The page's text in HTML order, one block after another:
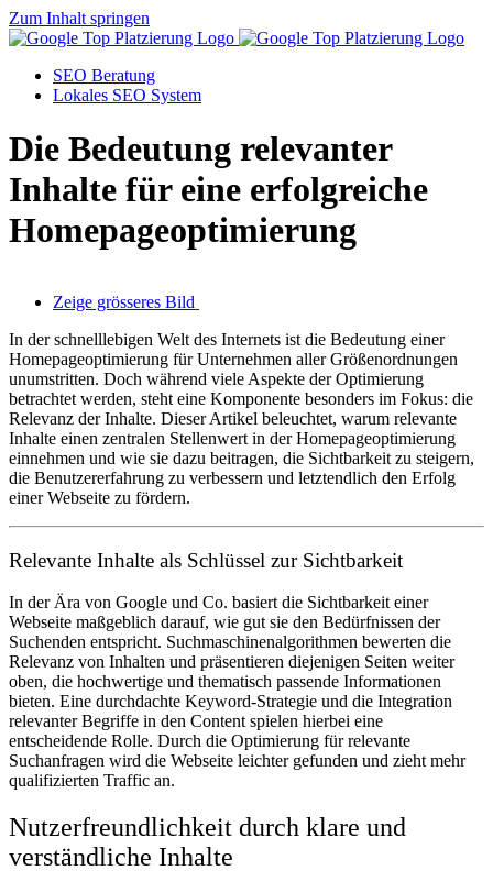
Zum Inhalt springen
SEO Beratung
Lokales SEO System
Die Bedeutung relevanter
Inhalte für eine erfolgreiche
Homepageoptimierung
Zeige grösseres Bild
In der schnelllebigen Welt des Internets ist die Bedeutung einer
Homepageoptimierung für Unternehmen aller Größenordnungen
unumstritten. Doch während viele Aspekte der Optimierung
betrachtet werden, steht eine Komponente besonders im Fokus: die
Relevanz der Inhalte. Dieser Artikel beleuchtet, warum relevante
Inhalte einen zentralen Stellenwert in der Homepageoptimierung
einnehmen und wie sie dazu beitragen, die Sichtbarkeit zu steigern,
die Benutzererfahrung zu verbessern und letztendlich den Erfolg
einer Webseite zu fördern.
Relevante Inhalte als Schlüssel zur Sichtbarkeit
In der Ära von Google und Co. basiert die Sichtbarkeit einer
Webseite maßgeblich darauf, wie gut sie den Bedürfnissen der
Suchenden entspricht. Suchmaschinenalgorithmen bewerten die
Relevanz von Inhalten und präsentieren diejenigen Seiten weiter
oben, die hochwertige und thematisch passende Informationen
bieten. Eine durchdachte Keyword-Strategie und die Integration
relevanter Begriffe in den Content spielen hierbei eine
entscheidende Rolle. Durch die Optimierung für relevante
Suchanfragen wird die Webseite leichter gefunden und zieht mehr
qualifizierten Traffic an.
Nutzerfreundlichkeit durch klare und
verständliche Inhalte